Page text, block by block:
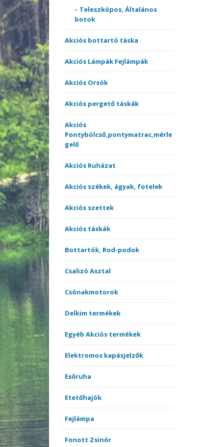
Teleszkópos, Általános
botok
Akciós bottartó táska
Akciós Lámpák Fejlámpák
Akciós Orsók
Akciós pergető táskák
Akciós
Pontybölcső,pontymatrac,mérle
gelő
Akciós Ruházat
Akciós székek, ágyak, fotelek
Akciós szettek
Akciós táskák
Bottartók, Rod-podok
Csalizó Asztal
Csónakmotorok
Delkim termékek
Egyéb Akciós termékek
Elektromos kapásjelzők
Esőruha
Etetőhajók
Fejlámpa
Fonott Zsinór